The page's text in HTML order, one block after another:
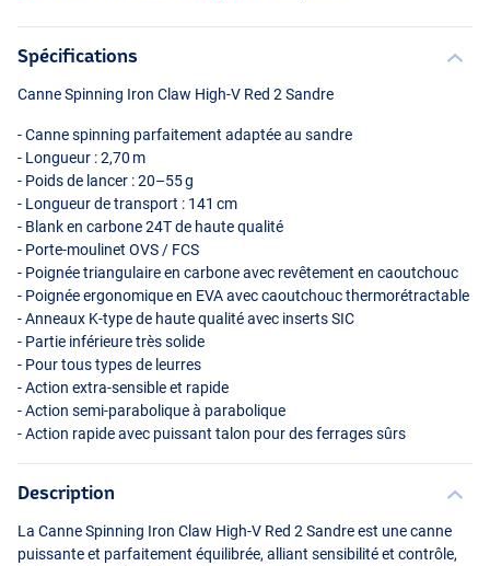
Spécifications
Canne Spinning Iron Claw High‑V Red 2 Sandre
- Canne spinning parfaitement adaptée au sandre
- Longueur : 2,70 m
- Poids de lancer : 20–55 g
- Longueur de transport : 141 cm
- Blank en carbone 24T de haute qualité
- Porte‑moulinet OVS / FCS
- Poignée triangulaire en carbone avec revêtement en caoutchouc
- Poignée ergonomique en EVAavec caoutchouc thermorétractable
- Anneaux K‑type de haute qualité avec insertsSIC
- Partie inférieure très solide
- Pour tous types de leurres
- Action extra‑sensible et rapide
- Action semi‑parabolique à parabolique
- Action rapide avec puissant talon pour des ferrages sûrs
Description
La Canne Spinning Iron Claw High‑V Red 2 Sandre est une canne
puissante et parfaitement équilibrée, alliant sensibilité et contrôle,